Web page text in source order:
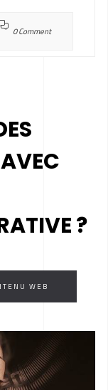
0 Comment
?
WEB